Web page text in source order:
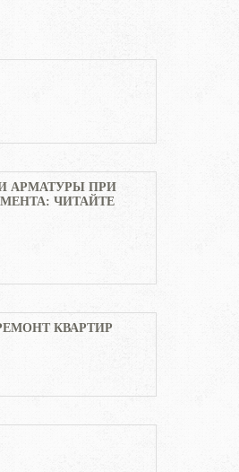
АРМАТУРЫ ПРИ
ЧИТАЙТЕ
КВАРТИР